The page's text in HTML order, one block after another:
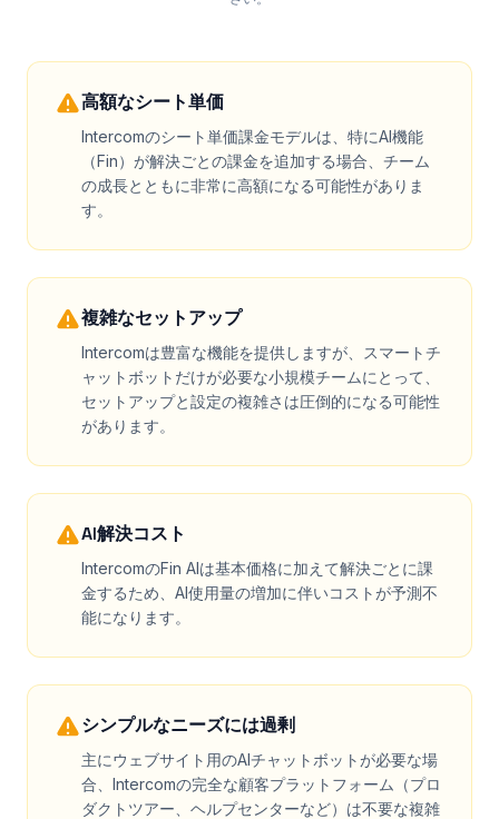
高額なシート単価
Intercomのシート単価課金モデルは、特にAI機能
（Fin）が解決ごとの課金を追加する場合、チーム
の成長とともに非常に高額になる可能性がありま
す。
複雑なセットアップ
Intercomは豊富な機能を提供しますが、スマートチ
ャットボットだけが必要な小規模チームにとって、
セットアップと設定の複雑さは圧倒的になる可能性
があります。
AI解決コスト
IntercomのFin AIは基本価格に加えて解決ごとに課
金するため、AI使用量の増加に伴いコストが予測不
能になります。
シンプルなニーズには過剰
主にウェブサイト用のAIチャットボットが必要な場
合、Intercomの完全な顧客プラットフォーム（プロ
ダクトツアー、ヘルプセンターなど）は不要な複雑